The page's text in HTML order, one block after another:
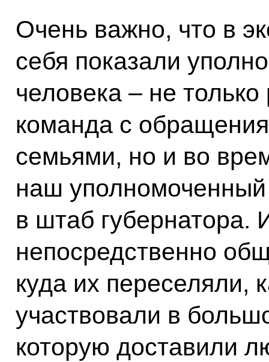
Очень важно, что в
себя показали
человека – не
команда с
семьями, но и во
наш
в штаб губернатора.
непосредственно
куда их переселяли,
участвовали в
которую доставили